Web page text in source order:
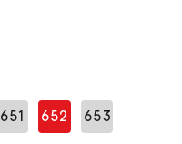
651 652 653